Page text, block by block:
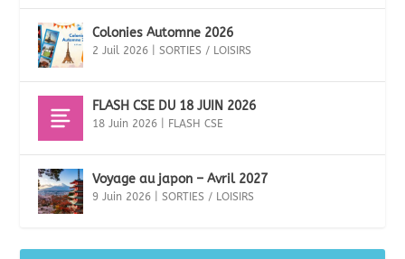
Colonies Automne 2026
2 Juil 2026 |SORTIES / LOISIRS
FLASH CSE DU 18 JUIN 2026
18 Juin 2026 FLASH CSE
Voyage au japon – Avril 2027
9 Juin 2026 |SORTIES / LOISIRS